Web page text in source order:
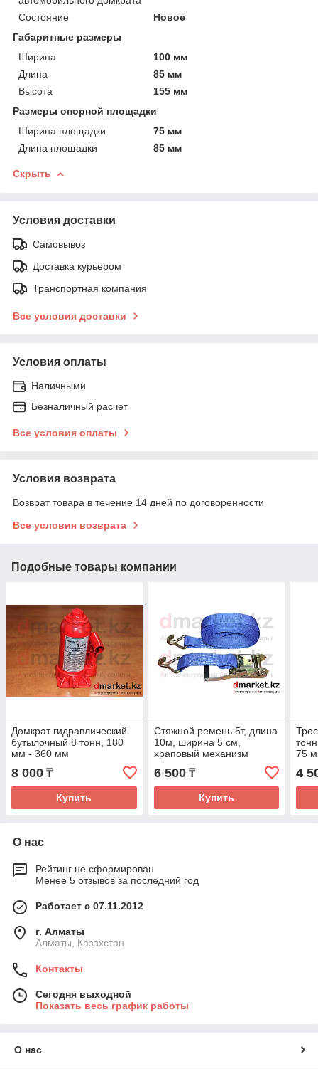
Состояние
Новое
Габаритные размеры
Ширина
100 мм
Длина
85 мм
Высота
155 мм
Размеры опорной площадки
Ширина площадки
75 мм
Длина площадки
85 мм
Скрыть
Условия доставки
Самовывоз
Доставка курьером
Транспортная компания
Все условия доставки
Условия оплаты
Наличными
Безналичный расчет
Все условия оплаты
Условия возврата
Возврат товара в течение 14 дней по договоренности
Все условия возврата
Подобные товары компании
Домкрат гидравлический
бутылочный 8 тонн, 180
мм - 360 мм
8 000 ₸
Купить
Стяжной ремень 5т, длина
10м, ширина 5 см,
храповый механизм
6 500₸
Купить
75
4
О нас
Рейтинг не сформирован
Менее 5 отзывов за последний год
Работает с 07.11.2012
г. Алматы
Алматы, Казахстан
Контакты
Сегодня выходной
Показать весь график работы
О нас